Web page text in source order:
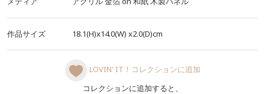
作品サイズ 18.1(H)x14.0(W) x2.0(D)cm
LOVIN' IT！コレクションに追加
コレクションに追加すると、